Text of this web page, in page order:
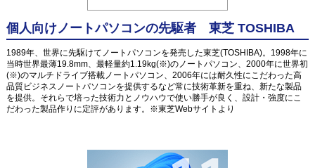
個人向けノートパソコンの先駆者 東芝 TOSHIBA
1989年、世界に先駆けてノートパソコンを発売した東芝(TOSHIBA)。1998年に
当時世界最薄19.8mm、最軽量約1.19kg(※)のノートパソコン、2000年に世界初
(※)のマルチドライブ搭載ノートパソコン、2006年には耐久性にこだわった高
品質ビジネスノートパソコンを提供するなど常に技術革新を重ね、新たな製品
を提供。それらで培った技術力とノウハウで使い勝手が良く、設計・強度にこ
だわった製品作りに定評があります。※東芝Webサイトより